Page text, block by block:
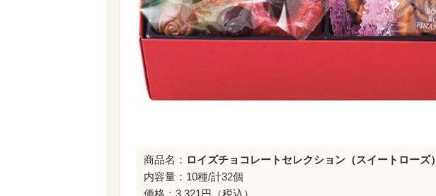
商品名： ロイズチョコレートセレクション（スイートローズ）
内容量：10種/計32個
価格：3,321円（税込）